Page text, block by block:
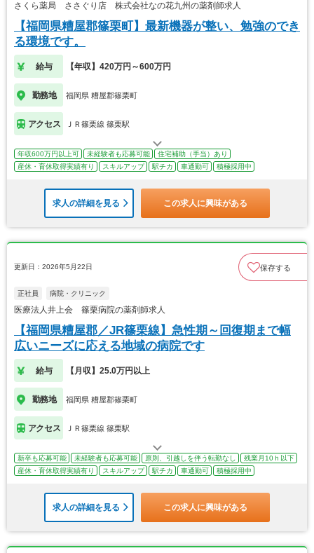
さくら薬局 ささぐり店 株式会社なの花九州の薬剤師求人
【福岡県糟屋郡篠栗町】最新機器が整い、勉強のでき
る環境です。
給与 【年収】420万円～600万円
勤務地 福岡県 糟屋郡篠栗町
アクセス ＪＲ篠栗線 篠栗駅
年収600万円以上可 未経験者も応募可能
住宅補助（手当）あり
産休・育休取得実績有り
スキルアップ 駅チカ 車通勤可 積極採用中
求人の詳細を見る この求人に興味がある
更新日：2026年5月22日 保存する
正社員 病院・クリニック
医療法人井上会 篠栗病院の薬剤師求人
【福岡県糟屋郡／JR篠栗線】急性期～回復期まで幅
広いニーズに応える地域の病院です
給与 【月収】25.0万円以上
勤務地 福岡県 糟屋郡篠栗町
アクセス ＪＲ篠栗線 篠栗駅
新卒も応募可能 未経験者も応募可能 原則、引越しを伴う転勤なし
残業月10ｈ以下
産休・育休取得実績有り
スキルアップ 駅チカ 車通勤可 積極採用中
求人の詳細を見る この求人に興味がある